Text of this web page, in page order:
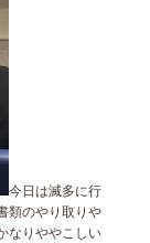
今日は滅多に行
類のやり取りや
なりややこしい